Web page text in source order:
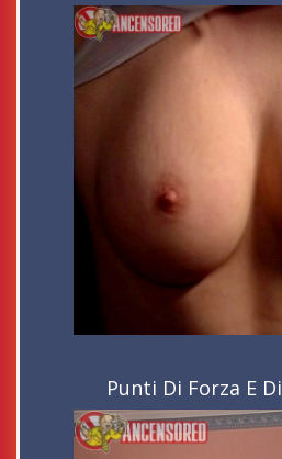
Punti Di Forza E